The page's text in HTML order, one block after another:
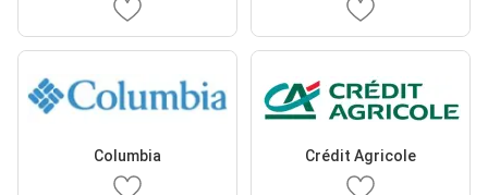
Columbia Crédit Agricole